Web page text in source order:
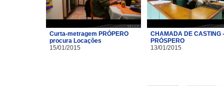
Curta-metragem PRÓPERO
procura Locações
15/01/2015
CHAMADA DE CASTING -
PRÓSPERO
13/01/2015